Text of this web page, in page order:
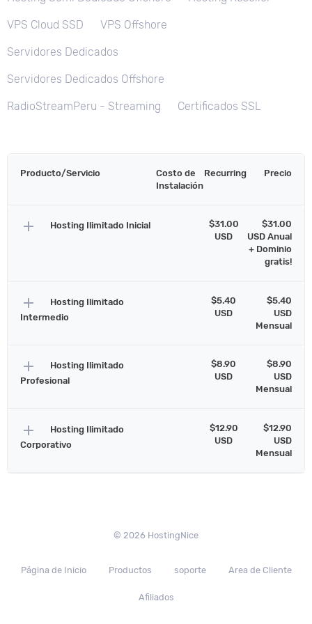
VPS Cloud SSD VPS Offshore
Servidores Dedicados
Servidores Dedicados Offshore
RadioStreamPeru - Streaming Certificados SSL
Producto/Servicio
Costo de
Instalación
Recurring Precio
add Hosting Ilimitado Inicial
$31.00
USD
$31.00
USD Anual
+ Dominio
gratis!
add
Hosting Ilimitado
Intermedio
$5.40
USD
$5.40
USD
Mensual
add
Hosting Ilimitado
Profesional
$8.90
USD
$8.90
USD
Mensual
add
Hosting Ilimitado
Corporativo
$12.90
USD
$12.90
USD
Mensual
© 2026 HostingNice
Página de Inicio Productos soporte Area de Cliente
Afiliados